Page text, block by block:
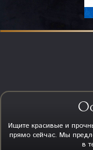
Ищите красивые и
прямо сейчас. Мы
в